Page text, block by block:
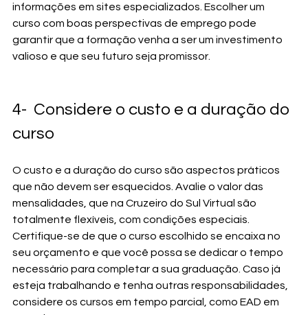
informações em sites especializados. Escolher um
curso com boas perspectivas de emprego pode
garantir que a formação venha a ser um investimento
valioso e que seu futuro seja promissor.
4-  Considere o custo e a duração do
curso
O custo e a duração do curso são aspectos práticos
que não devem ser esquecidos. Avalie o valor das
mensalidades, que na Cruzeiro do Sul Virtual são
totalmente flexíveis, com condições especiais.
Certifique-se de que o curso escolhido se encaixa no
seu orçamento e que você possa se dedicar o tempo
necessário para completar a sua graduação. Caso já
esteja trabalhando e tenha outras responsabilidades,
considere os cursos em tempo parcial, como EAD em